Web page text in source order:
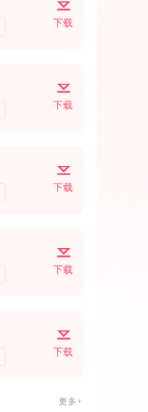
下载
下载
下载
下载
下载
更多+